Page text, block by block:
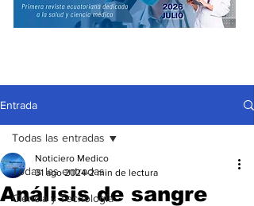
Entrada
Todas las entradas
Ciencia y Tecnología
Todas las entradas
Análisis de sangre
Noticiero Medico
31 ago 2024 2 min de lectura